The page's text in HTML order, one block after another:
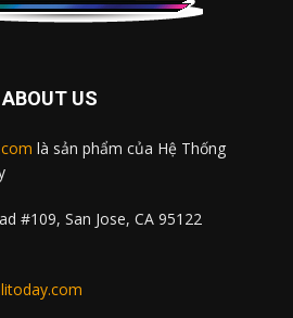
ABOUT US
là sản phẩm của Hệ Thống
#109, San Jose, CA 95122